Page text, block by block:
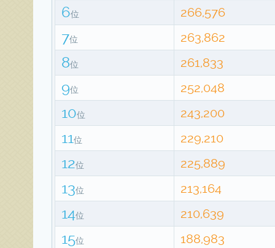
6位 266,576
7位 263,862
8位 261,833
9位 252,048
10位 243,200
11位 229,210
12位 225,889
13位 213,164
14位 210,639
15位 188,983